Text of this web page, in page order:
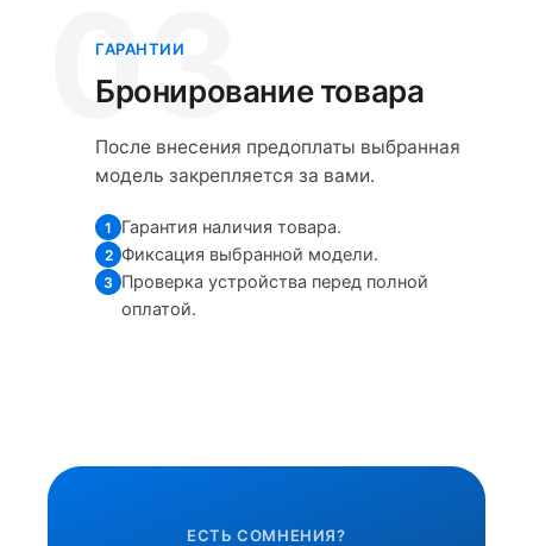
03
ГАРАНТИИ
Бронирование товара
После внесения предоплаты выбранная
модель закрепляется за вами.
1 Гарантия наличия товара.
2 Фиксация выбранной модели.
3 Проверка устройства перед полной
оплатой.
ЕСТЬ СОМНЕНИЯ?